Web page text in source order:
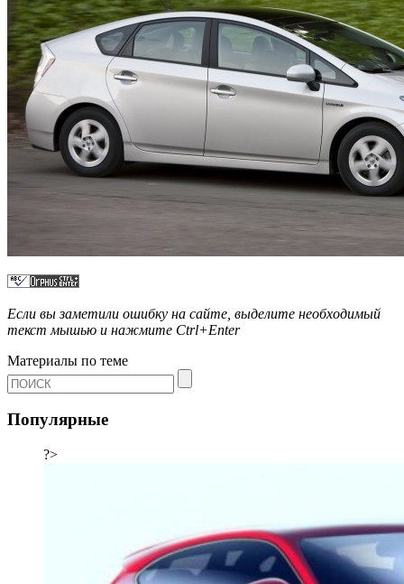
Если вы заметили ошибку на сайте, выделите необходимый
текст мышью и нажмите Ctrl+Enter
Материалы по теме
Популярные
?>